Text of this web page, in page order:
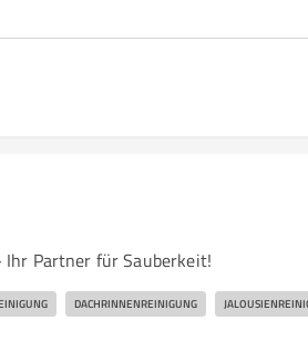
Ihr Partner für Sauberkeit!
DACHRINNENREINIGUNG